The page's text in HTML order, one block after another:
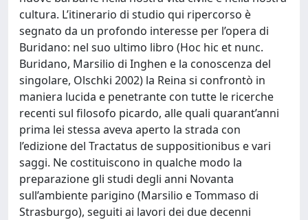
cultura. L’itinerario di studio qui ripercorso è
segnato da un profondo interesse per l’opera di
Buridano: nel suo ultimo libro (Hoc hic et nunc.
Buridano, Marsilio di Inghen e la conoscenza del
singolare, Olschki 2002) la Reina si confrontò in
maniera lucida e penetrante con tutte le ricerche
recenti sul filosofo picardo, alle quali quarant’anni
prima lei stessa aveva aperto la strada con
l’edizione del Tractatus de suppositionibus e vari
saggi. Ne costituiscono in qualche modo la
preparazione gli studi degli anni Novanta
sull’ambiente parigino (Marsilio e Tommaso di
Strasburgo), seguiti ai lavori dei due decenni